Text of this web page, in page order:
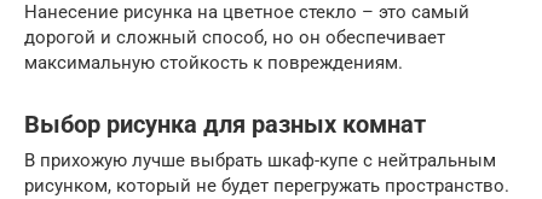
Нанесение рисунка на цветное стекло – это самый
дорогой и сложный способ, но он обеспечивает
максимальную стойкость к повреждениям.
Выбор рисунка для разных комнат
В прихожую лучше выбрать шкаф-купе с нейтральным
рисунком, который не будет перегружать пространство.